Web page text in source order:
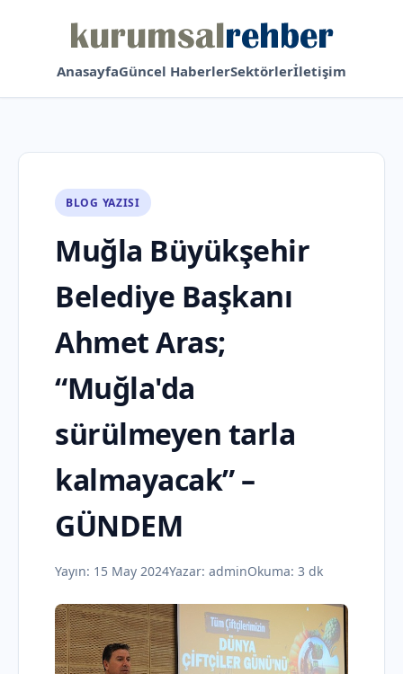
AnasayfaGüncel HaberlerSektörlerİletişim
BLOG YAZISI
Muğla Büyükşehir
Belediye Başkanı
Ahmet Aras;
“Muğla'da
sürülmeyen tarla
kalmayacak” –
GÜNDEM
Yayın: 15 May 2024Yazar: adminOkuma: 3 dk